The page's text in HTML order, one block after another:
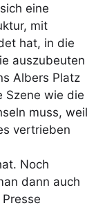
eine
mit
hat, in die
auszubeuten
Albers Platz
Szene wie die
muss, weil
vertrieben
Noch
dann auch